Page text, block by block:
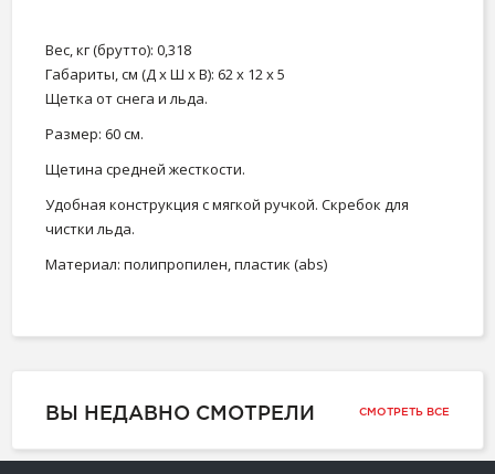
Вес, кг (брутто): 0,318
Габариты, см (Д х Ш х В): 62 x 12 x 5
Щетка от снега и льда.
Размер: 60 см.
Щетина средней жесткости.
Удобная конструкция с мягкой ручкой. Скребок для
чистки льда.
Материал: полипропилен, пластик (abs)
ВЫ НЕДАВНО СМОТРЕЛИ СМОТРЕТЬ ВСЕ